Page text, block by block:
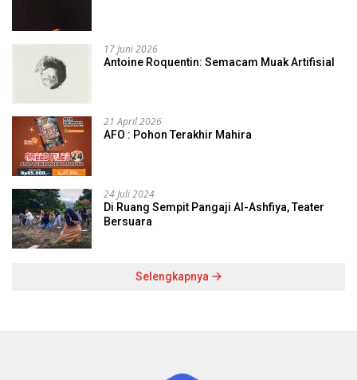
17 Juni 2026
Antoine Roquentin: Semacam Muak Artifisial
21 April 2026
AFO : Pohon Terakhir Mahira
24 Juli 2024
Di Ruang Sempit Pangaji Al-Ashfiya, Teater
Bersuara
Selengkapnya